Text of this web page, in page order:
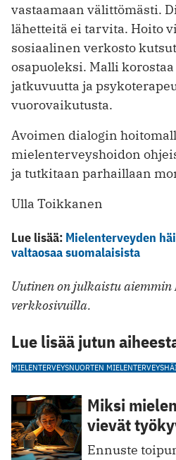
vastaamaan välittömästi.
lähetteitä ei tarvita. Hoito
sosiaalinen verkosto
osapuoleksi. Malli
jatkuvuutta ja
vuorovaikutusta.
Avoimen dialogin
mielenterveyshoidon
ja tutkitaan parhaillaan
Ulla Toikkanen
Lue lisää: Mielenterveyden
valtaosaa suomalaisista
Uutinen on julkaistu
verkkosivuilla.
Lue lisää jutun
MIELENTERVEYSNUORTEN
Miksi
vievät
Ennuste